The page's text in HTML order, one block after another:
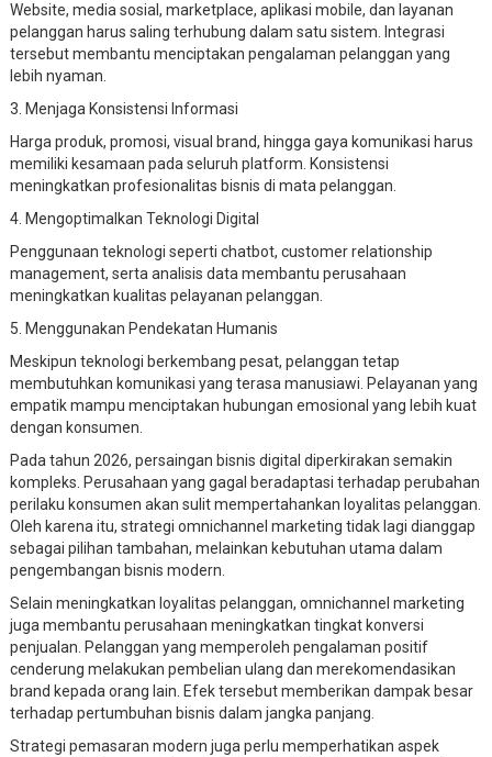
Website, media sosial, marketplace, aplikasi mobile, dan layanan
pelanggan harus saling terhubung dalam satu sistem. Integrasi
tersebut membantu menciptakan pengalaman pelanggan yang
lebih nyaman.
3. Menjaga Konsistensi Informasi
Harga produk, promosi, visual brand, hingga gaya komunikasi harus
memiliki kesamaan pada seluruh platform. Konsistensi
meningkatkan profesionalitas bisnis di mata pelanggan.
4. Mengoptimalkan Teknologi Digital
Penggunaan teknologi seperti chatbot, customer relationship
management, serta analisis data membantu perusahaan
meningkatkan kualitas pelayanan pelanggan.
5. Menggunakan Pendekatan Humanis
Meskipun teknologi berkembang pesat, pelanggan tetap
membutuhkan komunikasi yang terasa manusiawi. Pelayanan yang
empatik mampu menciptakan hubungan emosional yang lebih kuat
dengan konsumen.
Pada tahun 2026, persaingan bisnis digital diperkirakan semakin
kompleks. Perusahaan yang gagal beradaptasi terhadap perubahan
perilaku konsumen akan sulit mempertahankan loyalitas pelanggan.
Oleh karena itu, strategi omnichannel marketing tidak lagi dianggap
sebagai pilihan tambahan, melainkan kebutuhan utama dalam
pengembangan bisnis modern.
Selain meningkatkan loyalitas pelanggan, omnichannel marketing
juga membantu perusahaan meningkatkan tingkat konversi
penjualan. Pelanggan yang memperoleh pengalaman positif
cenderung melakukan pembelian ulang dan merekomendasikan
brand kepada orang lain. Efek tersebut memberikan dampak besar
terhadap pertumbuhan bisnis dalam jangka panjang.
Strategi pemasaran modern juga perlu memperhatikan aspek